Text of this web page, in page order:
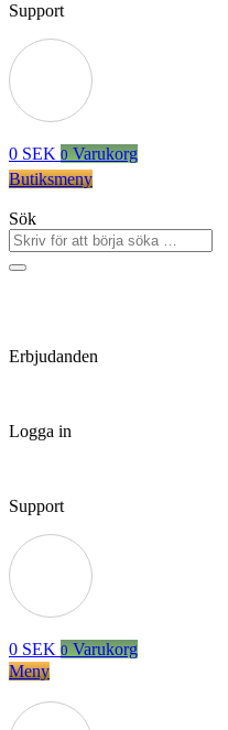
Support
0 SEK 0 Varukorg
Butiksmeny
Sök
Erbjudanden
Logga in
Support
0 SEK 0 Varukorg
Meny